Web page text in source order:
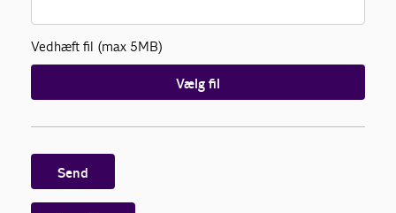
Vedhæft fil (max 5MB)
Vælg fil
Send